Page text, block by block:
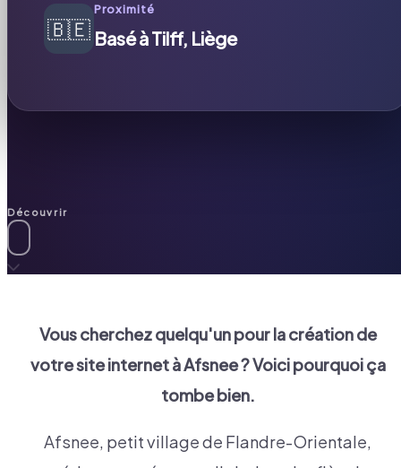
🇧🇪
Proximité
Basé à Tilff, Liège
Découvrir
Vous cherchez quelqu'un pour la création de
votre site internet àAfsnee? Voici pourquoi ça
tombe bien.
Afsnee, petit village de Flandre-Orientale,